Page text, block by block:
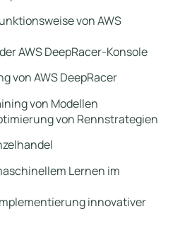
von AWS
AWS DeepRacer-Konsole
von AWS DeepRacer
von Modellen
von Rennstrategien
Lernen im
innovativer